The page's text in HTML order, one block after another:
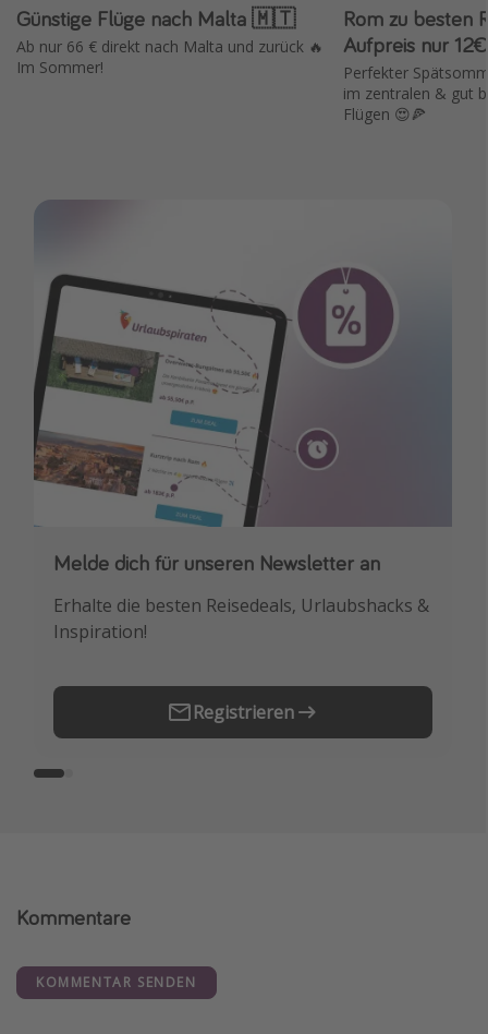
Günstige Flüge nach Malta 🇲🇹
Ab nur 66 € direkt nach Malta und zurück 🔥
Im Sommer!
Rom zu besten
Aufpreis nur
Perfekter
im zentralen & gut
Flügen 😍🍕
Melde dich für unseren Newsletter an
Erhalte die besten Reisedeals, Urlaubshacks &
Inspiration!
Registrieren
Downloade unsere App
Buche die besten Reiseschnäppchen als
Erstes.
Kommentare
KOMMENTAR SENDEN